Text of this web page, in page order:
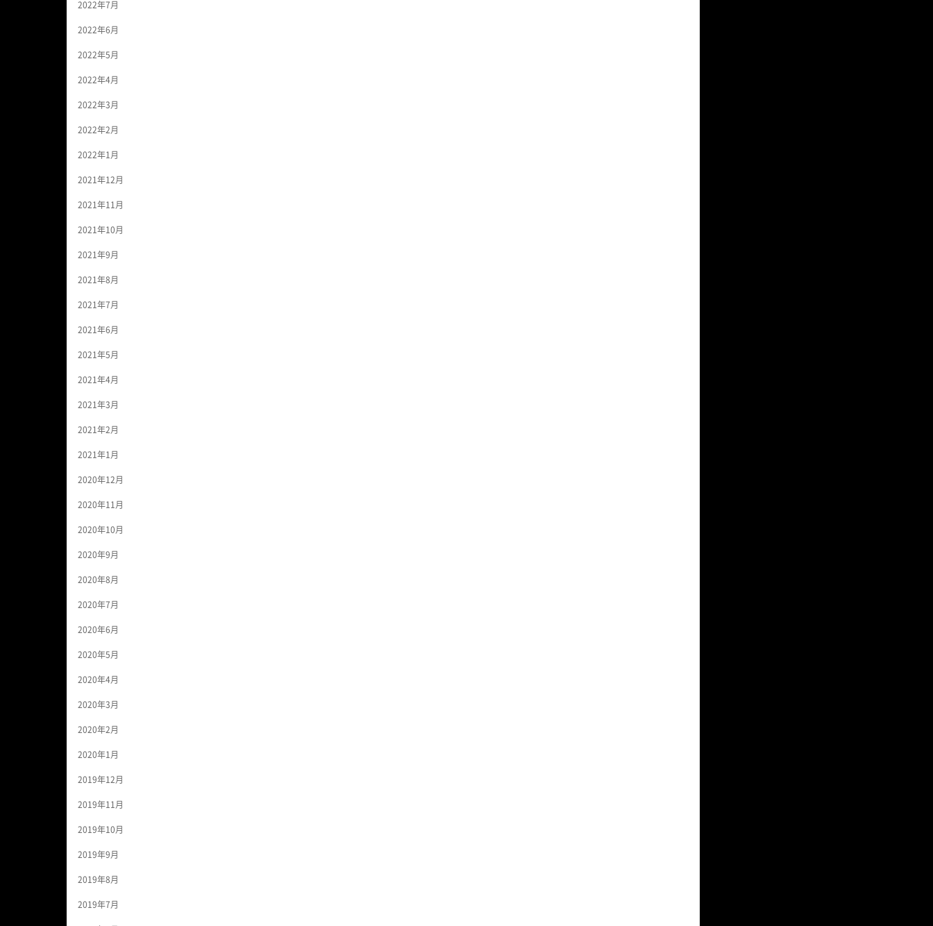
2022年7月
2022年6月
2022年5月
2022年4月
2022年3月
2022年2月
2022年1月
2021年12月
2021年11月
2021年10月
2021年9月
2021年8月
2021年7月
2021年6月
2021年5月
2021年4月
2021年3月
2021年2月
2021年1月
2020年12月
2020年11月
2020年10月
2020年9月
2020年8月
2020年7月
2020年6月
2020年5月
2020年4月
2020年3月
2020年2月
2020年1月
2019年12月
2019年11月
2019年10月
2019年9月
2019年8月
2019年7月